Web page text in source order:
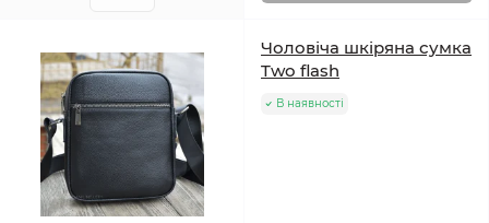
Чоловіча шкіряна сумка
Two flash
В наявності